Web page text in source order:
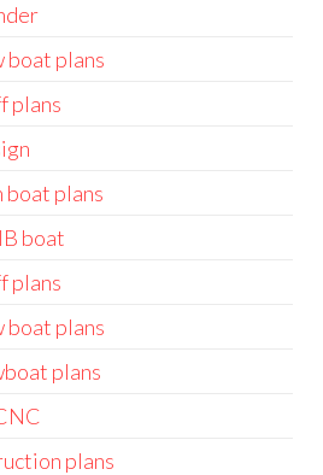
boat plans
plans
boat plans
boat
plans
boat plans
plans
plans